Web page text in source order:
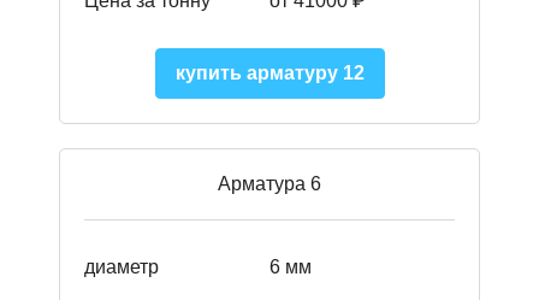
купить арматуру 12
Арматура 6
диаметр 6 мм